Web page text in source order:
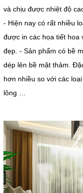
và chịu được nhiệt độ
- Hiện nay có rất nhiều
được in các họa tiết hoa
đẹp. - Sản phẩm có bề
dép lên bề mặt thảm.
hơn nhiều so với các
lông …